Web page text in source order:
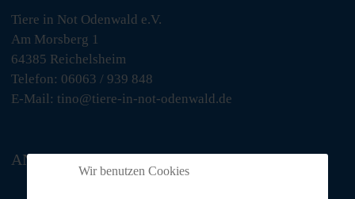
Tiere in Not Odenwald e.V.
Am Morsberg 1
64385 Reichelsheim
Telefon: 06063 / 939 848
E-Mail: tino@tiere-in-not-odenwald.de
ANFAHRT
Wir benutzen Cookies